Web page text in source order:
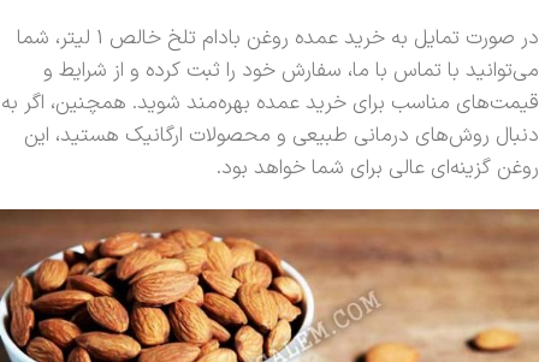
در صورت تمایل به خرید عمده روغن بادام تلخ خالص 1 لیتر، شما
می‌توانید با تماس با ما، سفارش خود را ثبت کرده و از شرایط و
قیمت‌های مناسب برای خرید عمده بهره‌مند شوید. همچنین، اگر به
دنبال روش‌های درمانی طبیعی و محصولات ارگانیک هستید، این
روغن گزینه‌ای عالی برای شما خواهد بود.